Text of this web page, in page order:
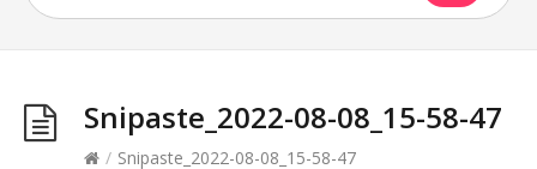
Snipaste_2022-08-08_15-58-47
/ Snipaste_2022-08-08_15-58-47